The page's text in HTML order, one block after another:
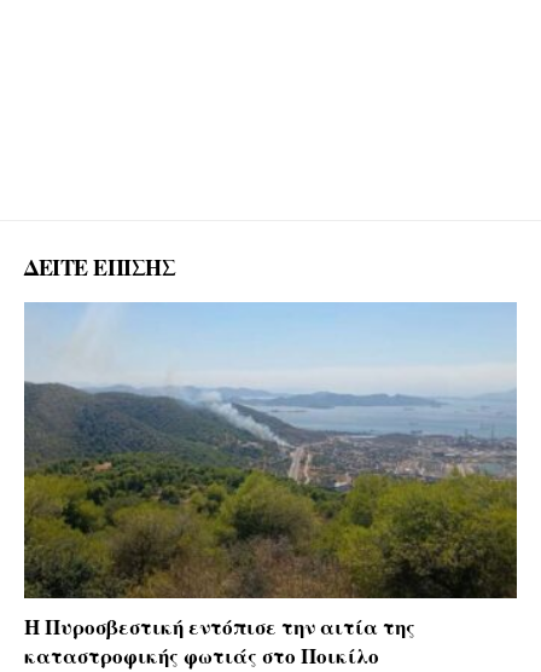
ΔΕΙΤΕ ΕΠΙΣΗΣ
Η Πυροσβεστική εντόπισε την αιτία της
καταστροφικής φωτιάς στο Ποικίλο